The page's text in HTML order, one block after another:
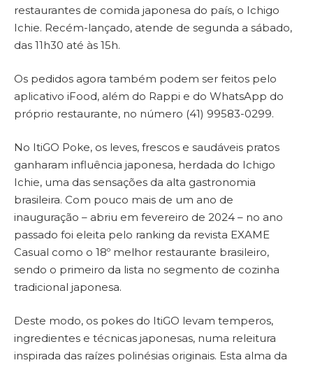
restaurantes de comida japonesa do país, o Ichigo
Ichie. Recém-lançado, atende de segunda a sábado,
das 11h30 até às 15h.
Os pedidos agora também podem ser feitos pelo
aplicativo iFood, além do Rappi e do WhatsApp do
próprio restaurante, no número (41) 99583-0299.
No ItiGO Poke, os leves, frescos e saudáveis pratos
ganharam influência japonesa, herdada do Ichigo
Ichie, uma das sensações da alta gastronomia
brasileira. Com pouco mais de um ano de
inauguração – abriu em fevereiro de 2024 – no ano
passado foi eleita pelo ranking da revista EXAME
Casual como o 18º melhor restaurante brasileiro,
sendo o primeiro da lista no segmento de cozinha
tradicional japonesa.
Deste modo, os pokes do ItiGO levam temperos,
ingredientes e técnicas japonesas, numa releitura
inspirada das raízes polinésias originais. Esta alma da